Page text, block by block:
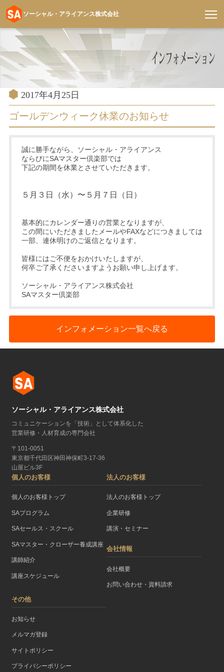
テ
ン
ソーシャル・アライアンス株式会社
投
稿
2017年4月25日
ゴールデンウィーク休業のお知らせ
誠に勝手ながら、ソーシャル・アライアンス
ならびにSAマスター倶楽部では
下記の期間を休業とさせていただきます。
５月３日（水）〜５月７日（日）
基本的にカレンダー通りの営業となりますが、
この間にいただきましたメールやFAXなどにつきましては
一部、連休明けのご返信となります。
皆様にはご不便をおかけいたしますが、
何卒ご了承くださいますようお願い申し上げます。
ソーシャル・アライアンス株式会社
SAマスター倶楽部
インフォメーション一覧へ戻る
ソーシャル・アライアンス株式会社
コミュニケーションを「技術」として体系化した
営業研修・人材育成の専門会社
〒101-0051
東京都千代田区神田神保町3-17-36
山屋ビル3F
個人のお客様
個人のお客様トップ
SAプログラム
SAセールス・スクール
SAマスター・クローザー養成講座
講師紹介
講座スケジュール
法人のお客様
法人のお客様トップ
企業研修
講演・セミナー
会社情報
会社概要
お問い合わせ・資料請求
その他
お知らせ
メルマガ登録
サイトポリシー
プライバシーポリシー